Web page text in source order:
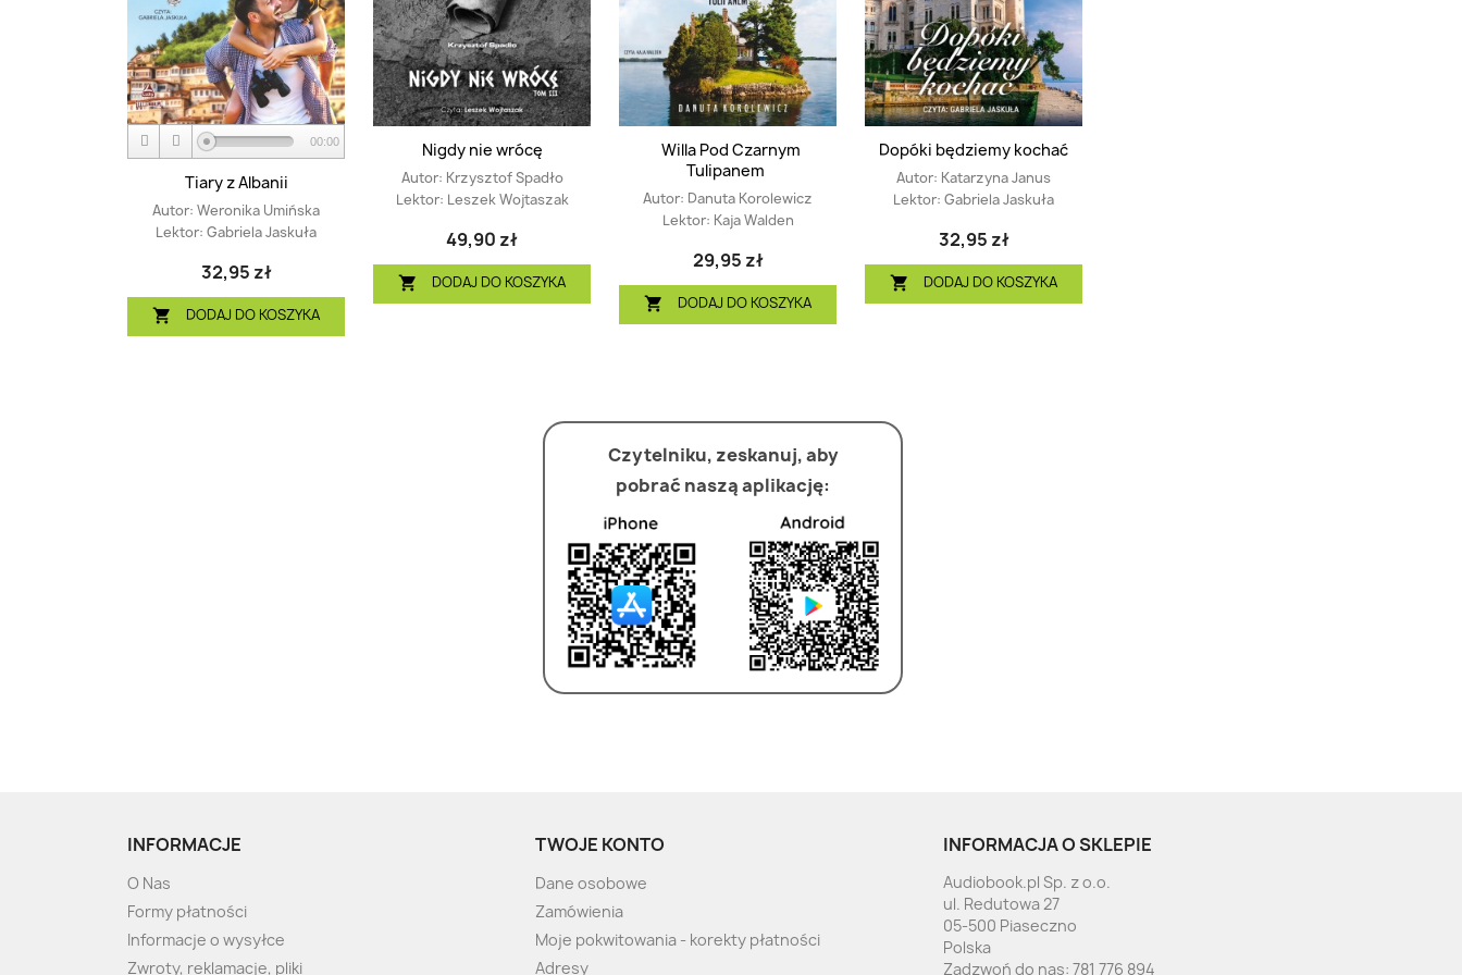
00:00
Tiary z Albanii
Autor: Weronika Umińska
Lektor: Gabriela Jaskuła
32,95 zł
 DODAJ DO KOSZYKA
Nigdy nie wrócę
Autor: Krzysztof Spadło
Lektor: Leszek Wojtaszak
49,90 zł
 DODAJ DO KOSZYKA
Willa Pod Czarnym
Tulipanem
Autor: Danuta Korolewicz
Lektor: Kaja Walden
29,95 zł
 DODAJ DO KOSZYKA
Dopóki będziemy kochać
Autor: Katarzyna Janus
Lektor: Gabriela Jaskuła
32,95 zł
 DODAJ DO KOSZYKA
Czytelniku, zeskanuj, aby
pobrać naszą aplikację:
INFORMACJE
O Nas
Formy płatności
Informacje o wysyłce
Zwroty, reklamacje, pliki
TWOJE KONTO
Dane osobowe
Zamówienia
Moje pokwitowania - korekty płatności
Adresy
INFORMACJA O SKLEPIE
Audiobook.pl Sp. z o.o.
ul. Redutowa 27
05-500 Piaseczno
Polska
Zadzwoń do nas: 781 776 894